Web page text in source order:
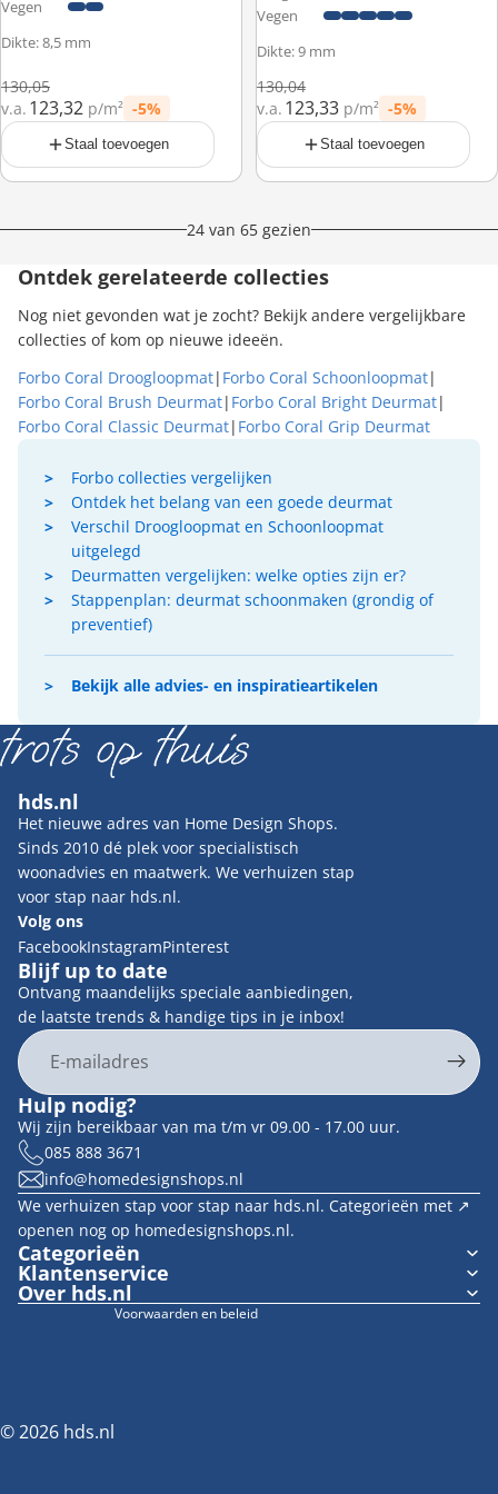
Vegen
Dikte: 8,5 mm
Normale prijs
130,05
Prijs met korting
v.a. 123,32 p/m² -5%
Staal toevoegen
Vegen
Dikte: 9 mm
Normale prijs
130,04
Prijs met korting
v.a. 123,33 p/m² -5%
Staal toevoegen
24 van 65 gezien
Ontdek gerelateerde collecties
Nog niet gevonden wat je zocht? Bekijk andere vergelijkbare
collecties of kom op nieuwe ideeën.
Forbo Coral Droogloopmat| Forbo Coral Schoonloopmat|
Forbo Coral Brush Deurmat| Forbo Coral Bright Deurmat|
Forbo Coral Classic Deurmat| Forbo Coral Grip Deurmat
Forbo collecties vergelijken
Ontdek het belang van een goede deurmat
Verschil Droogloopmat en Schoonloopmat
uitgelegd
Deurmatten vergelijken: welke opties zijn er?
Stappenplan: deurmat schoonmaken (grondig of
preventief)
Bekijk alle advies- en inspiratieartikelen
hds.nl
Het nieuwe adres van Home Design Shops.
Sinds 2010 dé plek voor specialistisch
woonadvies en maatwerk. We verhuizen stap
voor stap naar hds.nl.
Volg ons
FacebookInstagramPinterest
Blijf up to date
Ontvang maandelijks speciale aanbiedingen,
de laatste trends & handige tips in je inbox!
E-mail
Hulp nodig?
Wij zijn bereikbaar van ma t/m vr 09.00 - 17.00 uur.
085 888 3671
info@homedesignshops.nl
We verhuizen stap voor stap naar hds.nl. Categorieën met ↗︎
openen nog op homedesignshops.nl.
Categorieën
Klantenservice
Over hds.nl
© 2026 hds.nl
Voorwaarden en beleid
Contactgegevens
Terugbetalingsbeleid
Algemene voorwaarden
Verzendbeleid
Wettelijke kennisgeving
Cookievoorkeuren